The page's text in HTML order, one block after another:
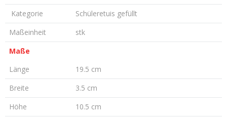
Kategorie
Schüleretuis gefüllt
Maßeinheit
stk
Maße
Länge
19.5 cm
Breite
3.5 cm
Höhe
10.5 cm